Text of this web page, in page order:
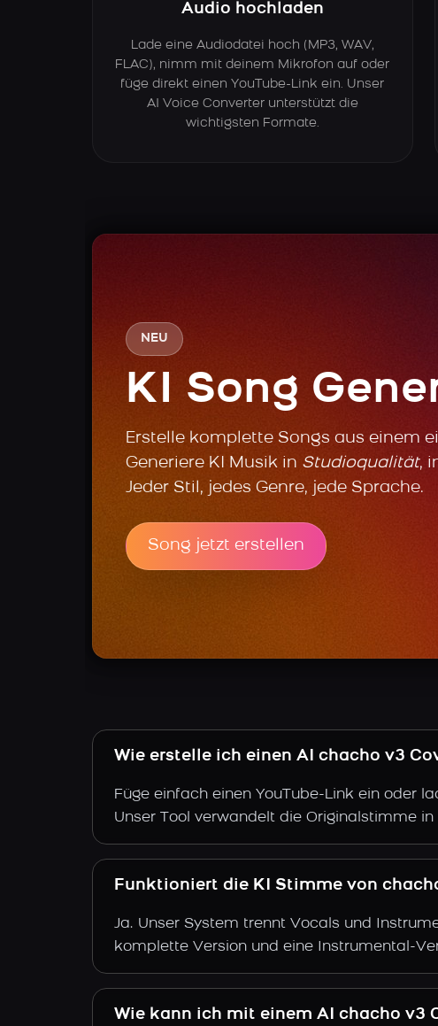
Audio hochladen
Lade eine Audiodatei hoch (MP3, WAV,
FLAC), nimm mit deinem Mikrofon auf oder
füge direkt einen YouTube-Link ein. Unser
AI Voice Converter unterstützt die
wichtigsten Formate.
NEU
KI Song
Erstelle komplette Songs aus einem
Generiere KI Musik in Studioqualität,
Jeder Stil, jedes Genre, jede Sprache.
Song jetzt erstellen
Wie erstelle ich einen AI chacho v3
Füge einfach einen YouTube-Link ein oder
Unser Tool verwandelt die Originalstimme
Funktioniert die KI Stimme von
Ja. Unser System trennt Vocals und
komplette Version und eine Instrumental-
Wie kann ich mit einem AI chacho v3